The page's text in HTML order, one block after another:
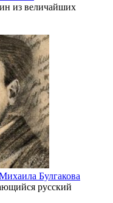
из величайших
Булгакова
русский